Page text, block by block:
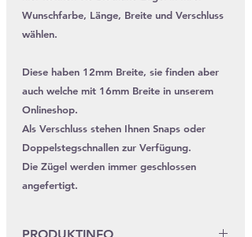
Wunschfarbe, Länge, Breite und Verschluss
wählen.
Diese haben 12mm Breite, sie finden aber
auch welche mit 16mm Breite in unserem
Onlineshop.
Als Verschluss stehen Ihnen Snaps oder
Doppelstegschnallen zur Verfügung.
Die Zügel werden immer geschlossen
angefertigt.